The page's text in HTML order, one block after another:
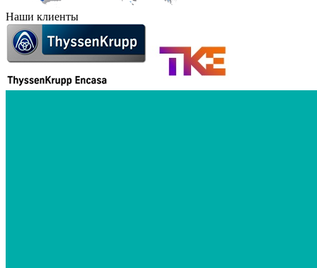
Наши клиенты